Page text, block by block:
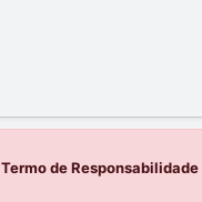
Termo de Responsabilidade